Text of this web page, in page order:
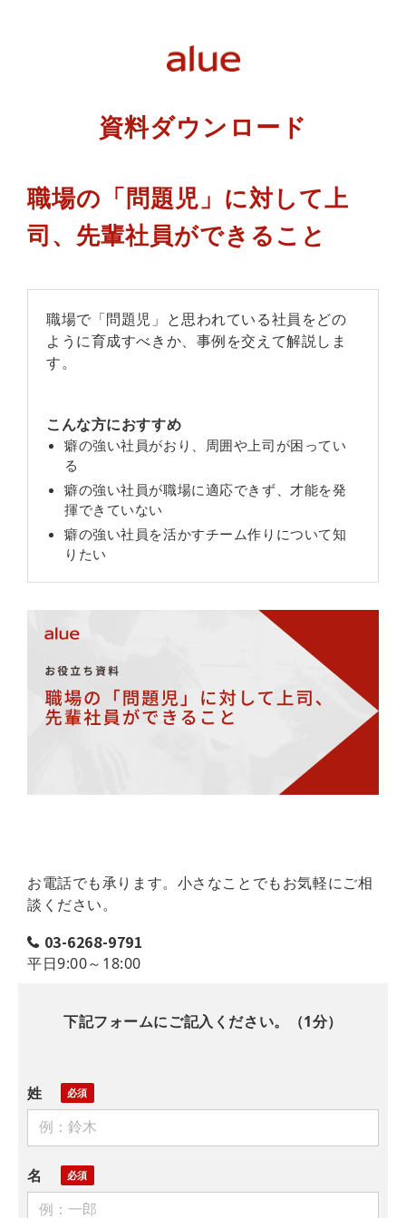
資料ダウンロード
職場の「問題児」に対して上
司、先輩社員ができること
職場で「問題児」と思われている社員をどの
ように育成すべきか、事例を交えて解説しま
す。
こんな方におすすめ
癖の強い社員がおり、周囲や上司が困ってい
る
癖の強い社員が職場に適応できず、才能を発
揮できていない
癖の強い社員を活かすチーム作りについて知
りたい
お電話でも承ります。小さなことでもお気軽にご相
談ください。
03-6268-9791
平日9:00～18:00
下記フォームにご記入ください。（1分）
姓
名